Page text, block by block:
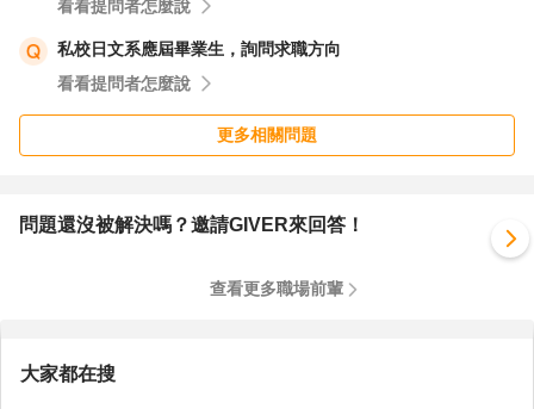
看看提問者怎麼說
私校日文系應屆畢業生，詢問求職方向
看看提問者怎麼說
更多相關問題
問題還沒被解決嗎？邀請GIVER來回答！
查看更多職場前輩
大家都在搜